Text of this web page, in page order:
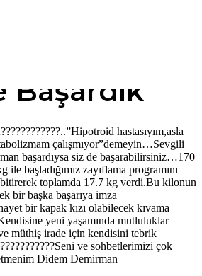
Başardık
hastasıyım,asla
çalışmıyor”demeyin…Sevgili
başardıysa siz de başarabilirsiniz…170
başladığımız zayıflama programını
bitirerek toplamda 17.7 kg verdi.Bu kilonun
bir başka başarıya imza
bir kapak kızı olabilecek kıvama
yeni yaşamında mutluluklar
müthiş irade için kendisini tebrik
ve sohbetlerimizi çok
Didem Demirman